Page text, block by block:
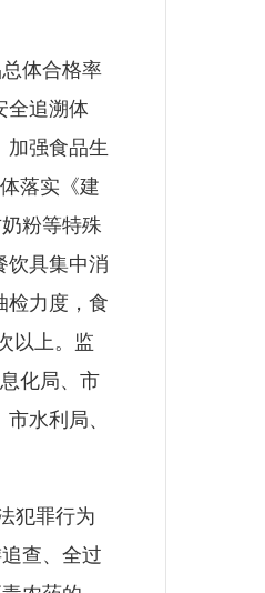
体合格率
全追溯体
加强食品生
落实《建
粉等特殊
饮具集中消
检力度，食
以上。监
化局、市
水利局、
犯罪行为
查、全过